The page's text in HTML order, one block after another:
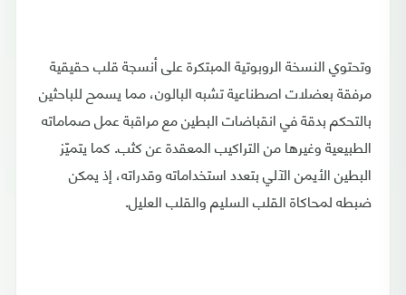
وتحتوي النسخة الروبوتية المبتكرة على أنسجة قلب حقيقية
مرفقة بعضلات اصطناعية تشبه البالون، مما يسمح للباحثين
بالتحكم بدقة في انقباضات البطين مع مراقبة عمل صماماته
الطبيعية وغيرها من التراكيب المعقدة عن كثب. كما يتميّز
البطين الأيمن الآلي بتعدد استخداماته وقدراته، إذ يمكن
ضبطه لمحاكاة القلب السليم والقلب العليل.